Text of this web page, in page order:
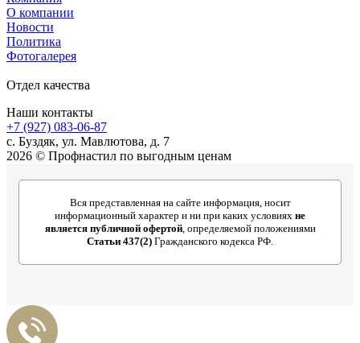
О компании
Новости
Политика
Фотогалерея
Отдел качества
Наши контакты
+7 (927) 083-06-87
c. Буздяк, ул. Мавлютова, д. 7
2026 © Профнастил по выгодным ценам
Вся представленная на сайте информация, носит
информационный характер и ни при каких условиях не
является публичной офертой, определяемой положениями
Статьи 437(2) Гражданского кодекса РФ.